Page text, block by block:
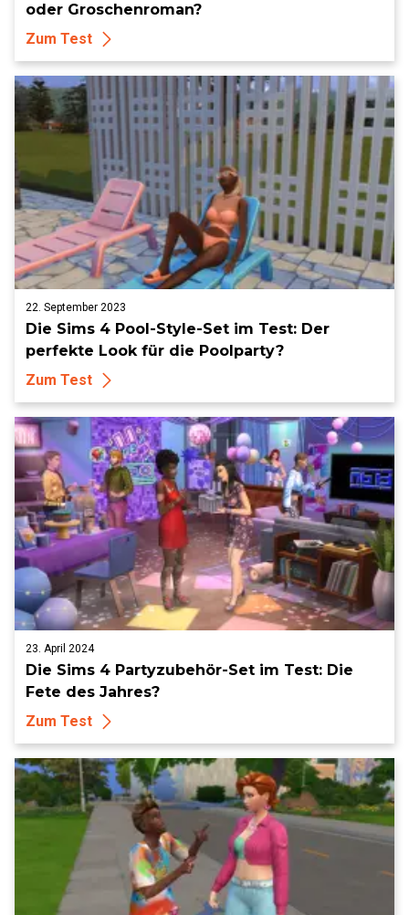
oder Groschenroman?
Zum Test
22. September 2023
Die Sims 4 Pool-Style-Set im Test: Der
perfekte Look für die Poolparty?
Zum Test
23. April 2024
Die Sims 4 Partyzubehör-Set im Test: Die
Fete des Jahres?
Zum Test